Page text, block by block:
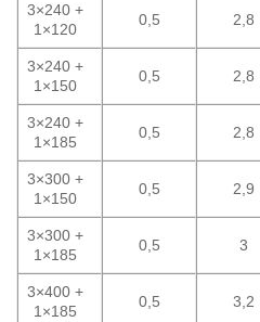
3×240 +
1×120
0,5 2,8
3×240 +
1×150
0,5 2,8
3×240 +
1×185
0,5 2,8
3×300 +
1×150
0,5 2,9
3×300 +
1×185
0,5 3
3×400 +
1×185
0,5 3,2